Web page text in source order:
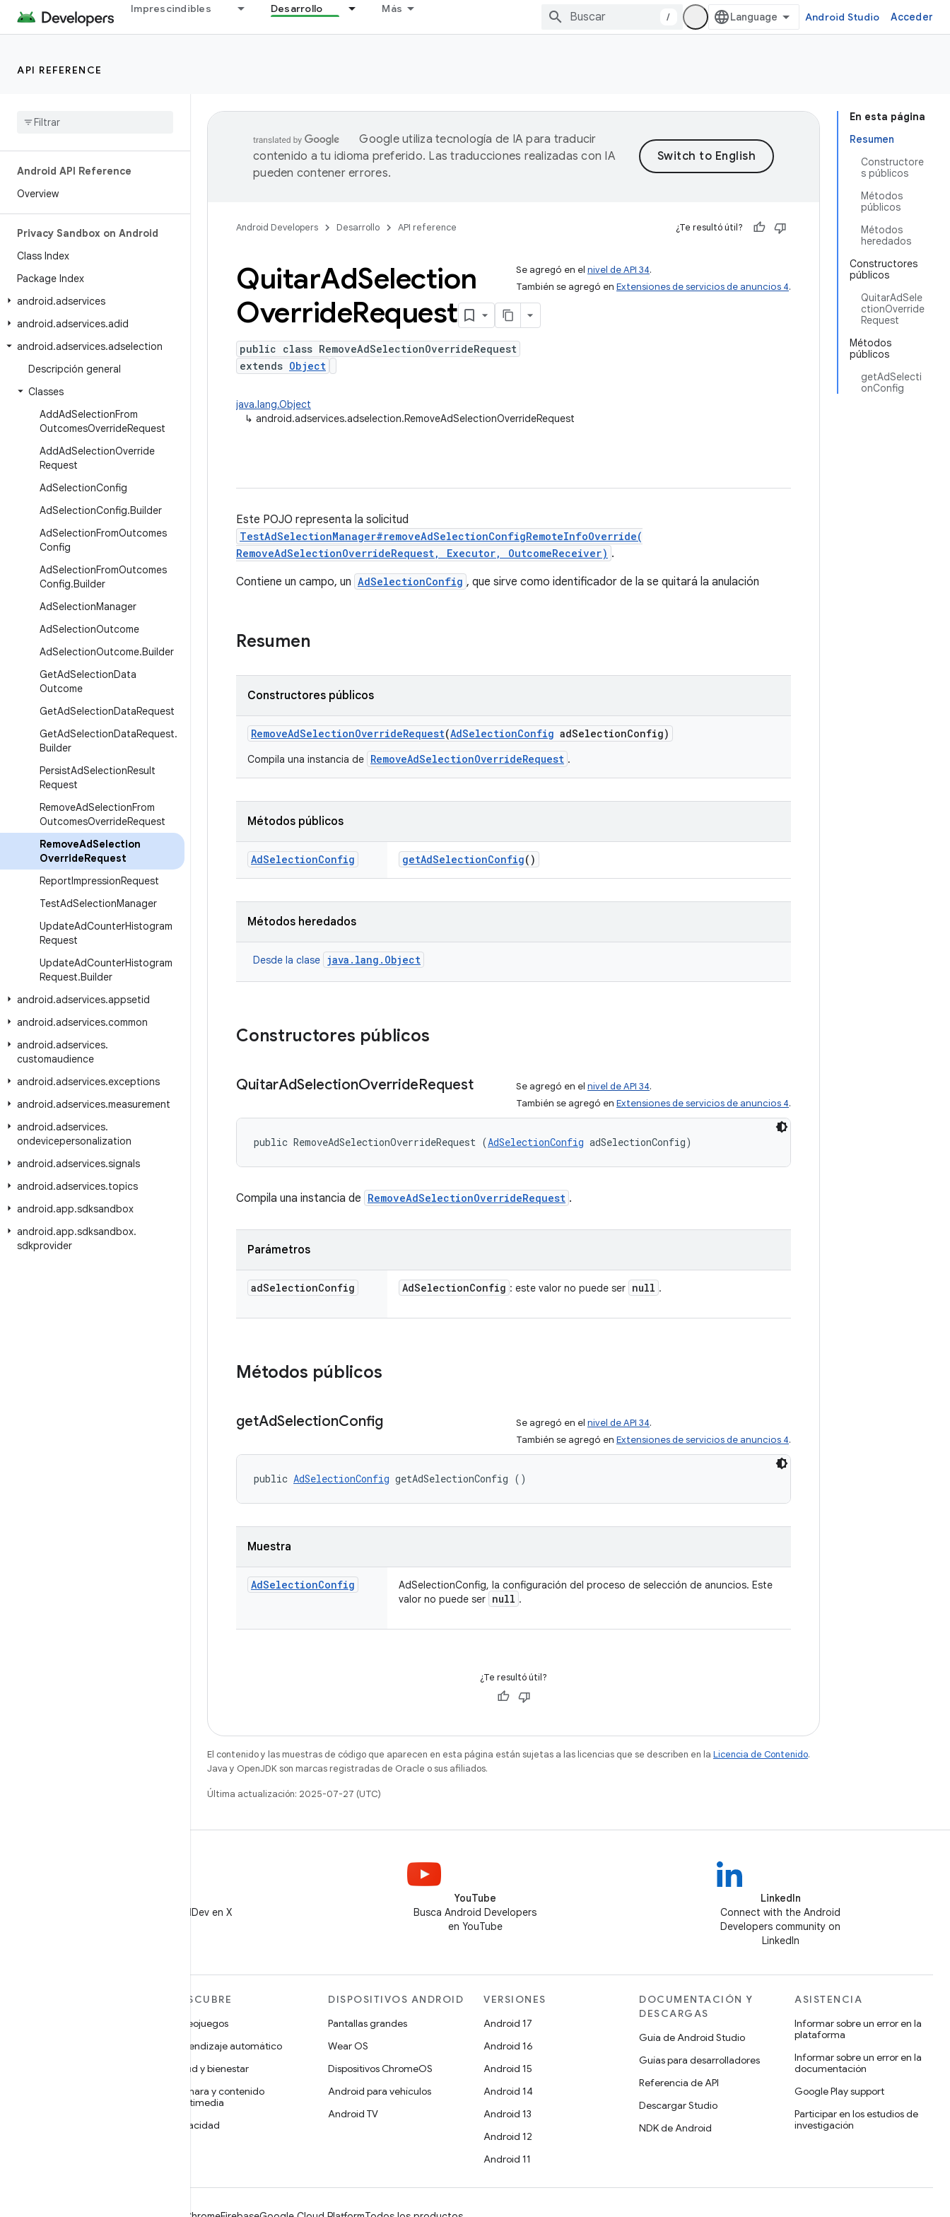
Imprescindibles Desarrollo Más
/ Android Studio Acceder
API REFERENCE
Android API Reference
Overview
Privacy Sandbox on Android
Class Index
Package Index
android.adservices
android.adservices.adid
android.adservices.adselection
Descripción general
Classes
AddAdSelectionFrom
OutcomesOverrideRequest
AddAdSelectionOverride
Request
AdSelectionConfig
AdSelectionConfig.Builder
AdSelectionFromOutcomes
Config
AdSelectionFromOutcomes
Config.Builder
AdSelectionManager
AdSelectionOutcome
AdSelectionOutcome.Builder
GetAdSelectionData
Outcome
GetAdSelectionDataRequest
GetAdSelectionDataRequest.
Builder
PersistAdSelectionResult
Request
RemoveAdSelectionFrom
OutcomesOverrideRequest
RemoveAdSelection
OverrideRequest
ReportImpressionRequest
TestAdSelectionManager
UpdateAdCounterHistogram
Request
UpdateAdCounterHistogram
Request.Builder
android.adservices.appsetid
android.adservices.common
android.adservices.
customaudience
android.adservices.exceptions
android.adservices.measurement
android.adservices.
ondevicepersonalization
android.adservices.signals
android.adservices.topics
android.app.sdksandbox
android.app.sdksandbox.
sdkprovider
En esta página
Resumen
Constructore
s públicos
Métodos
públicos
Métodos
heredados
Constructores
públicos
QuitarAdSele
ctionOverride
Request
Métodos
públicos
getAdSelecti
onConfig
Google utiliza tecnología de IA para traducir
contenido a tu idioma preferido. Las traducciones realizadas con IA
pueden contener errores.
Android Developers Desarrollo API reference ¿Te resultó útil?
Se agregó en el nivel de API 34.
También se agregó en Extensiones de servicios de anuncios 4.
QuitarAdSelection
OverrideRequest
public class RemoveAdSelectionOverrideRequest
extends Object
java.lang.Object
↳ android.adservices.adselection.RemoveAdSelectionOverrideRequest
Este POJO representa la solicitud
TestAdSelectionManager#removeAdSelectionConfigRemoteInfoOverride(
RemoveAdSelectionOverrideRequest, Executor, OutcomeReceiver) .
Contiene un campo, un AdSelectionConfig , que sirve como identificador de la se quitará la anulación
Resumen
Constructores públicos
RemoveAdSelectionOverrideRequest(AdSelectionConfig adSelectionConfig)
Compila una instancia de RemoveAdSelectionOverrideRequest .
Métodos públicos
AdSelectionConfig getAdSelectionConfig()
Métodos heredados
Desde la clase java.lang.Object
Constructores públicos
QuitarAdSelectionOverrideRequest Se agregó en el nivel de API 34.
También se agregó en Extensiones de servicios de anuncios 4.
public RemoveAdSelectionOverrideRequest (AdSelectionConfig adSelectionConfig)
Compila una instancia de RemoveAdSelectionOverrideRequest .
Parámetros
adSelectionConfig AdSelectionConfig : este valor no puede ser null .
Métodos públicos
getAdSelectionConfig Se agregó en el nivel de API 34.
También se agregó en Extensiones de servicios de anuncios 4.
public AdSelectionConfig getAdSelectionConfig ()
Muestra
AdSelectionConfig
AdSelectionConfig, la configuración del proceso de selección de anuncios. Este
valor no puede ser null .
¿Te resultó útil?
El contenido y las muestras de código que aparecen en esta página están sujetas a las licencias que se describen en la Licencia de Contenido.
Java y OpenJDK son marcas registradas de Oracle o sus afiliados.
Última actualización: 2025-07-27 (UTC)
Sigue a @AndroidDev en X
YouTube
Busca Android Developers
en YouTube
LinkedIn
Connect with the Android
Developers community on
LinkedIn
DESCUBRE
Videojuegos
Aprendizaje automático
Salud y bienestar
Cámara y contenido
multimedia
Privacidad
DISPOSITIVOS ANDROID
Pantallas grandes
Wear OS
Dispositivos ChromeOS
Android para vehículos
Android TV
VERSIONES
Android 17
Android 16
Android 15
Android 14
Android 13
Android 12
Android 11
DOCUMENTACIÓN Y
DESCARGAS
Guía de Android Studio
Guías para desarrolladores
Referencia de API
Descargar Studio
NDK de Android
ASISTENCIA
Informar sobre un error en la
plataforma
Informar sobre un error en la
documentación
Google Play support
Participar en los estudios de
investigación